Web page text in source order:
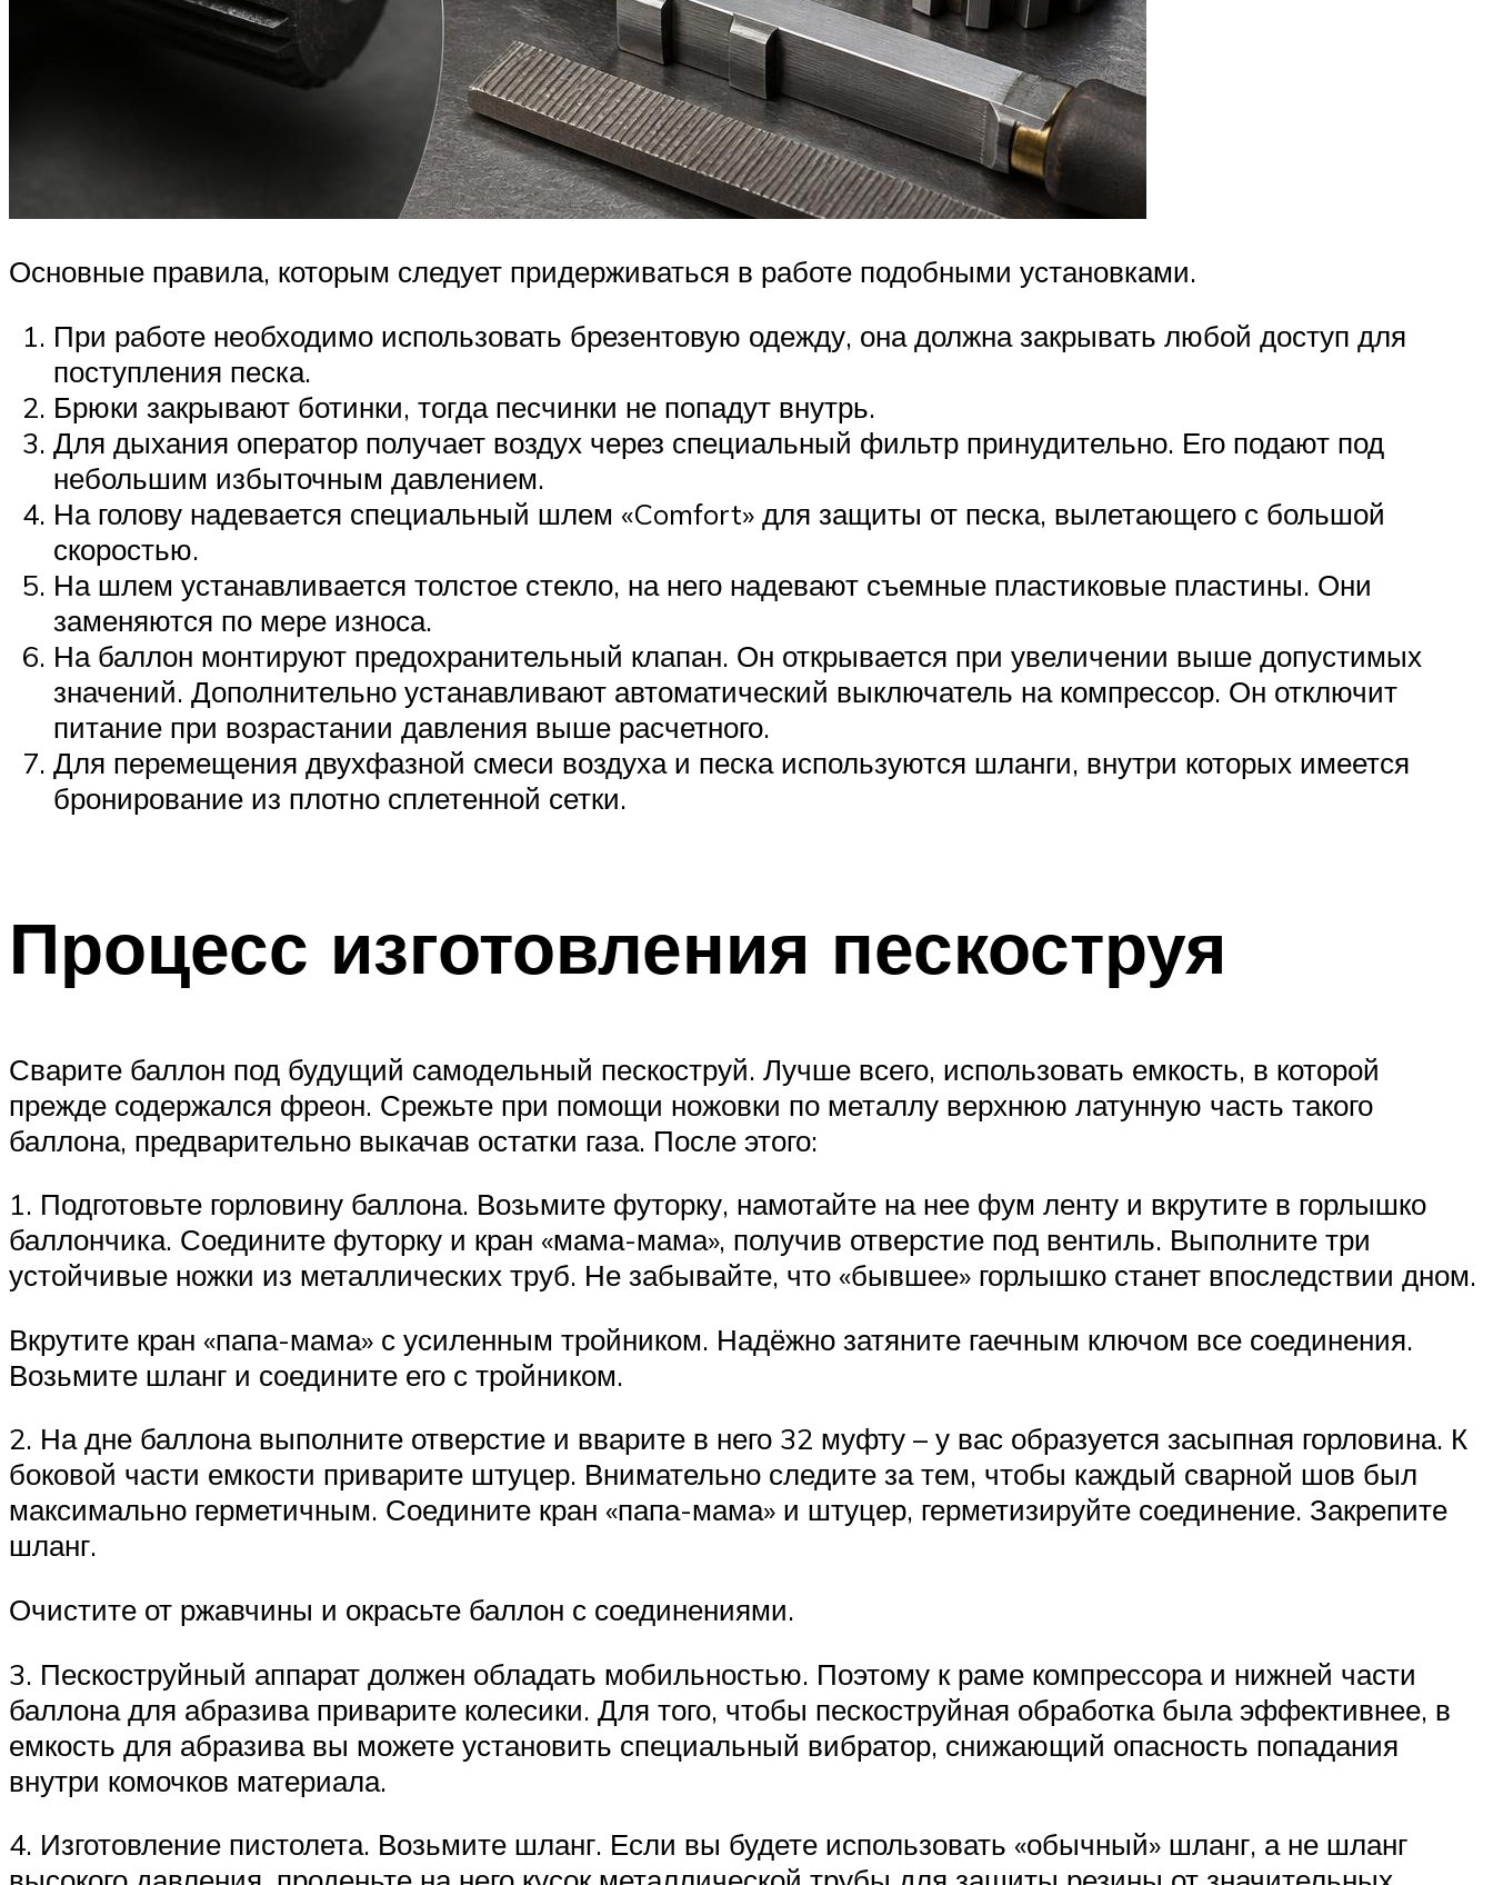
Основные правила, которым следует придерживаться в работе подобными установками.
При работе необходимо использовать брезентовую одежду, она должна закрывать любой доступ для
поступления песка.
Брюки закрывают ботинки, тогда песчинки не попадут внутрь.
Для дыхания оператор получает воздух через специальный фильтр принудительно. Его подают под
небольшим избыточным давлением.
На голову надевается специальный шлем «Comfort» для защиты от песка, вылетающего с большой
скоростью.
На шлем устанавливается толстое стекло, на него надевают съемные пластиковые пластины. Они
заменяются по мере износа.
На баллон монтируют предохранительный клапан. Он открывается при увеличении выше допустимых
значений. Дополнительно устанавливают автоматический выключатель на компрессор. Он отключит
питание при возрастании давления выше расчетного.
Для перемещения двухфазной смеси воздуха и песка используются шланги, внутри которых имеется
бронирование из плотно сплетенной сетки.
Процесс изготовления пескоструя
Сварите баллон под будущий самодельный пескоструй. Лучше всего, использовать емкость, в которой
прежде содержался фреон. Срежьте при помощи ножовки по металлу верхнюю латунную часть такого
баллона, предварительно выкачав остатки газа. После этого:
1. Подготовьте горловину баллона. Возьмите футорку, намотайте на нее фум ленту и вкрутите в горлышко
баллончика. Соедините футорку и кран «мама-мама», получив отверстие под вентиль. Выполните три
устойчивые ножки из металлических труб. Не забывайте, что «бывшее» горлышко станет впоследствии дном.
Вкрутите кран «папа-мама» с усиленным тройником. Надёжно затяните гаечным ключом все соединения.
Возьмите шланг и соедините его с тройником.
2. На дне баллона выполните отверстие и вварите в него 32 муфту – у вас образуется засыпная горловина. К
боковой части емкости приварите штуцер. Внимательно следите за тем, чтобы каждый сварной шов был
максимально герметичным. Соедините кран «папа-мама» и штуцер, герметизируйте соединение. Закрепите
шланг.
Очистите от ржавчины и окрасьте баллон с соединениями.
3. Пескоструйный аппарат должен обладать мобильностью. Поэтому к раме компрессора и нижней части
баллона для абразива приварите колесики. Для того, чтобы пескоструйная обработка была эффективнее, в
емкость для абразива вы можете установить специальный вибратор, снижающий опасность попадания
внутри комочков материала.
4. Изготовление пистолета. Возьмите шланг. Если вы будете использовать «обычный» шланг, а не шланг